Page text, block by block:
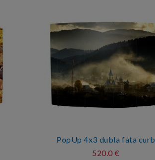
PopUp 4x3 dubla fata curb
520.0 €